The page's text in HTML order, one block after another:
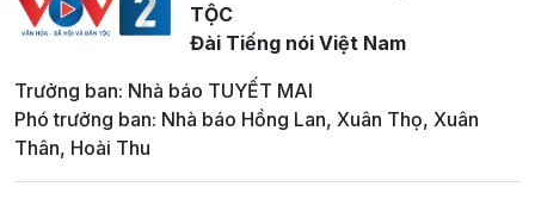
TỘC
Đài Tiếng nói Việt Nam
Trưởng ban: Nhà báo TUYẾT MAI
Phó trưởng ban: Nhà báo Hồng Lan, Xuân Thọ, Xuân
Thân, Hoài Thu